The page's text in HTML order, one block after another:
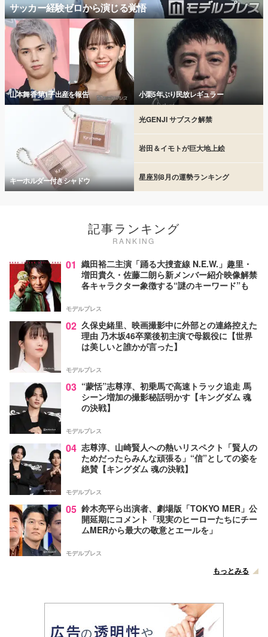
サッカー経験ゼロから演じる覚悟
山本舞香 第1子出産を報告 小栗5年ぶり民放レギュラー
キーホルダー付きシャドウ
光GENJI サブスク解禁
岩田＆イモトが巨大地上絵
星座別8月の運勢ランキング
記事ランキング
RANKING
01 織田裕二主演「踊る大捜査線 N.E.W.」趣里・
増田貴久・佐藤二朗ら新メンバー紹介映像解禁
各キャラクター象徴する“謎のキーワード”も
モデルプレス
02 久保史緒里、映画撮影中に外部との連絡控えた
理由 乃木坂46卒業後初主演で母親役に【世界
は美しいと誰かが言った】
モデルプレス
03 “蒙恬”志尊淳、初乗馬で高速トラック追走 馬
シーン増加の撮影秘話明かす【キングダム 魂
の決戦】
モデルプレス
04 志尊淳、山崎賢人への熱いリスペクト「賢人の
ためだったらみんな頑張る」“信”としての姿を
絶賛【キングダム 魂の決戦】
モデルプレス
05 鈴木亮平ら出演者、劇場版「TOKYO MER」公
開延期にコメント「現実のヒーローたちにチー
ムMERから最大の敬意とエールを」
モデルプレス
もっとみる